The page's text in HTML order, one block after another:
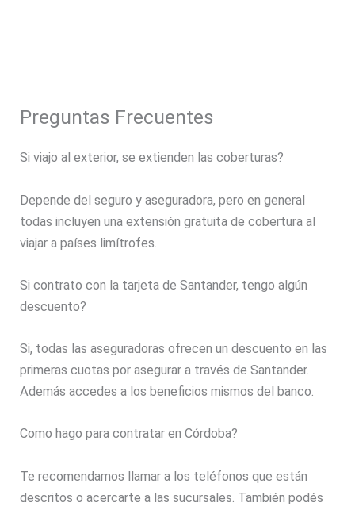
Preguntas Frecuentes
Si viajo al exterior, se extienden las coberturas?
Depende del seguro y aseguradora, pero en general
todas incluyen una extensión gratuita de cobertura al
viajar a países limítrofes.
Si contrato con la tarjeta de Santander, tengo algún
descuento?
Si, todas las aseguradoras ofrecen un descuento en las
primeras cuotas por asegurar a través de Santander.
Además accedes a los beneficios mismos del banco.
Como hago para contratar en Córdoba?
Te recomendamos llamar a los teléfonos que están
descritos o acercarte a las sucursales. También podés